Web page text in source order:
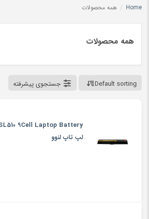
Home
/ همه محصولات
همه محصولات
Default sorting جستجوی پیشرفته
لپ تاپ لنوو